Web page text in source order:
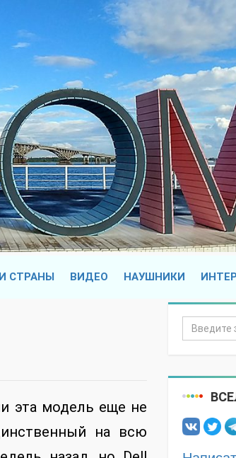
СТРАНЫ ВИДЕО НАУШНИКИ
эта модель еще не
на всю